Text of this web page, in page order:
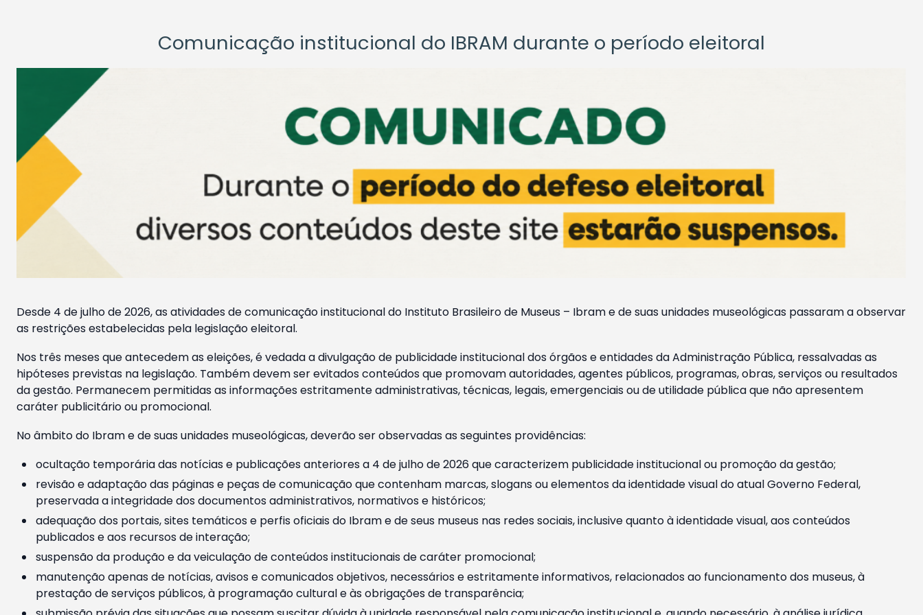
Comunicação institucional do IBRAM durante o período eleitoral
Desde 4 de julho de 2026, as atividades de comunicação institucional do Instituto Brasileiro de Museus – Ibram e de suas unidades museológicas passaram a observar
as restrições estabelecidas pela legislação eleitoral.
Nos três meses que antecedem as eleições, é vedada a divulgação de publicidade institucional dos órgãos e entidades da Administração Pública, ressalvadas as
hipóteses previstas na legislação. Também devem ser evitados conteúdos que promovam autoridades, agentes públicos, programas, obras, serviços ou resultados
da gestão. Permanecem permitidas as informações estritamente administrativas, técnicas, legais, emergenciais ou de utilidade pública que não apresentem
caráter publicitário ou promocional.
No âmbito do Ibram e de suas unidades museológicas, deverão ser observadas as seguintes providências:
ocultação temporária das notícias e publicações anteriores a 4 de julho de 2026 que caracterizem publicidade institucional ou promoção da gestão;
revisão e adaptação das páginas e peças de comunicação que contenham marcas, slogans ou elementos da identidade visual do atual Governo Federal,
preservada a integridade dos documentos administrativos, normativos e históricos;
adequação dos portais, sites temáticos e perfis oficiais do Ibram e de seus museus nas redes sociais, inclusive quanto à identidade visual, aos conteúdos
publicados e aos recursos de interação;
suspensão da produção e da veiculação de conteúdos institucionais de caráter promocional;
manutenção apenas de notícias, avisos e comunicados objetivos, necessários e estritamente informativos, relacionados ao funcionamento dos museus, à
prestação de serviços públicos, à programação cultural e às obrigações de transparência;